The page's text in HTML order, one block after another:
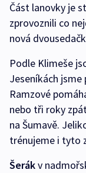
Část lanovky je
zprovoznili co
nová
Podle Klimeše
Jeseníkách
Ramzové
nebo tři roky
na Šumavě.
trénujeme i tyto
Šerákv